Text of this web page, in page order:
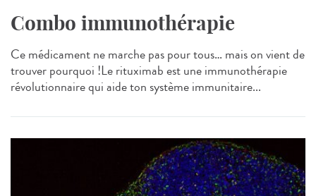
Combo immunothérapie
Ce médicament ne marche pas pour tous… mais on vient de
trouver pourquoi !Le rituximab est une immunothérapie
révolutionnaire qui aide ton système immunitaire...